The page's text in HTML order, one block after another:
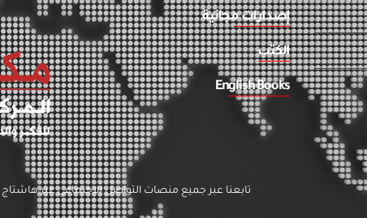
إصدارات مجانية
الكتب
English Books
تابعنا عبر جميع منصات التواصل الاجتماعي عبر هاشتاج